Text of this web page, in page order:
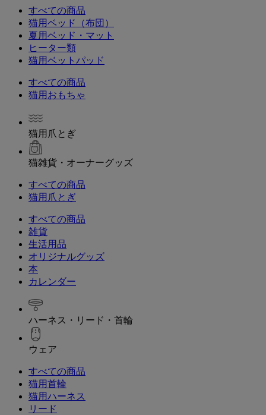
すべての商品
猫用ベッド（布団）
夏用ベッド・マット
ヒーター類
猫用ベットパッド
すべての商品
猫用おもちゃ
猫用爪とぎ
猫雑貨・オーナーグッズ
すべての商品
猫用爪とぎ
すべての商品
雑貨
生活用品
オリジナルグッズ
本
カレンダー
ハーネス・リード・首輪
ウェア
すべての商品
猫用首輪
猫用ハーネス
リード